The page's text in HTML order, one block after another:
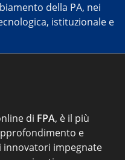
della PA, nei
istituzionale e
di FPA, è il più
e
impegnate